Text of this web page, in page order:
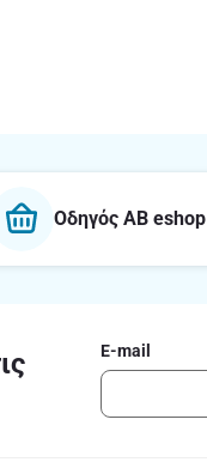
Οδηγός AB eshop
E-mail